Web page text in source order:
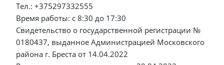
Тел.: +375297332555
Время работы: с 8:30 до 17:30
Свидетельство о государственной регистрации №
0180437, выданное Администрацией Московского
района г. Бреста от 14.04.2022